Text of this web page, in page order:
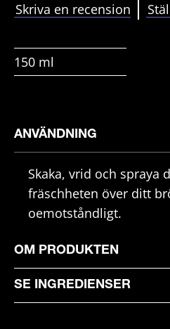
skickats
för
Skriva en recension
150 ml
ANVÄNDNING
Skaka, vrid och spraya
fräschheten över ditt
oemotståndligt.
OM PRODUKTEN
SE INGREDIENSER